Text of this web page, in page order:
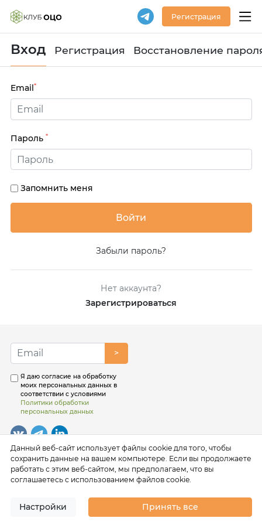
Регистрация
Вход Регистрация Восстановление
Email*
Пароль *
Запомнить меня
Забыли пароль?
Нет аккаунта?
Зарегистрироваться
>
Я даю согласие на обработку
моих персональных данных в
соответствии с условиями
Политики обработки
персональных данных
Данный веб-сайт использует файлы cookie для того, чтобы
сохранить данные на вашем компьютере. Если вы продолжаете
работать с этим веб-сайтом, мы предполагаем, что вы
соглашаетесь с использованием файлов cookie.
Настройки Принять все